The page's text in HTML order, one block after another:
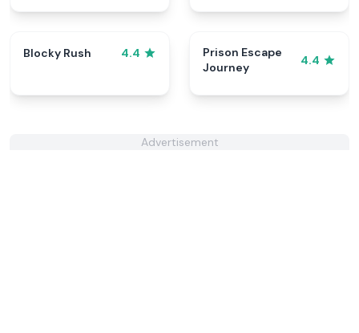
Blocky Rush 4.4
Prison Escape
Journey
4.4
Advertisement